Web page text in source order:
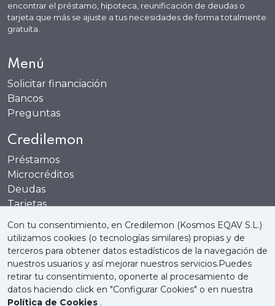
encontrar el préstamo, hipoteca, reunificación de deudas o
tarjeta que más se ajuste a tus necesidades de forma totalmente
gratuíta.
Menú
Solicitar financiación
Bancos
Preguntas
Credilemon
Préstamos
Microcréditos
Deudas
Tarjetas
Cuentas
Quienes somos Política de Cookies
Con tu consentimiento, en Credilemon (Kosmos EQAV S.L.)
utilizamos cookies (o tecnologías similares) propias y de
terceros para obtener datos estadísticos de la navegación de
nuestros usuarios y así mejorar nuestros servicios.Puedes
retirar tu consentimiento, oponerte al procesamiento de
datos haciendo click en "Configurar Cookies" o en nuestra
Política de Cookies .